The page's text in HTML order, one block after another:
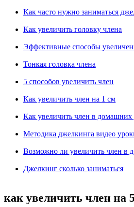
Как часто нужно заниматься
Как увеличить головку члена
Эффективные способы
Тонкая головка члена
5 способов увеличить член
Как увеличить член на 1 см
Как увеличить член в домашних
Методика джелкинга видео
Возможно ли увеличить член в
Джелкинг сколько заниматься
как увеличить член на